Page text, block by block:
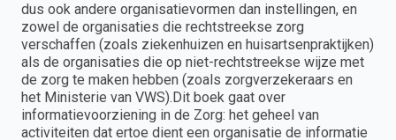
dus ook andere organisatievormen dan instellingen, en
zowel de organisaties die rechtstreekse zorg
verschaffen (zoals ziekenhuizen en huisartsenpraktijken)
als de organisaties die op niet-rechtstreekse wijze met
de zorg te maken hebben (zoals zorgverzekeraars en
het Ministerie van VWS).Dit boek gaat over
informatievoorziening in de Zorg: het geheel van
activiteiten dat ertoe dient een organisatie de informatie